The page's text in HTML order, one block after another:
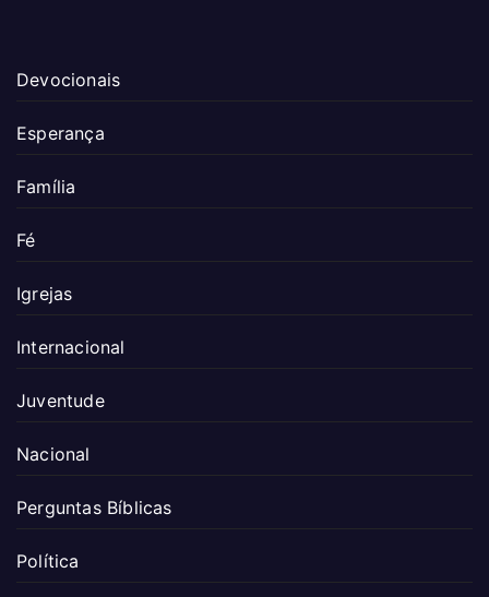
Devocionais
Esperança
Família
Fé
Igrejas
Internacional
Juventude
Nacional
Perguntas Bíblicas
Política